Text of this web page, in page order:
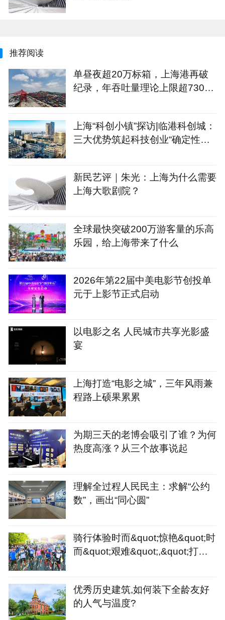
推荐阅读
单昼夜超20万标箱，上海港再破
纪录，年吞吐量理论上限超7300
上海“科创小镇”探访|临港科创城：
三大优势筑起科技创业“确定性公
新民艺评｜朱光：上海为什么需要
上海大歌剧院？
全球最快突破200万游客量的乐高
乐园，给上海带来了什么
2026年第22届中美电影节创投单
元于上影节正式启动
以电影之名 人民城市共享光影盛
宴
上海打造“电影之城”，三年风雨兼
程路上硕果累累
为期三天的老博会吸引了谁？为何
热度高涨？从三个故事说起
理解全过程人民民主：求解“公约
数”，画出“同心圆”
骑行体验时而&quot;惊艳&quot;时
而&quot;艰难&quot;,&quot;打造
优秀历史建筑,如何装下全龄友好
的人气与温度?